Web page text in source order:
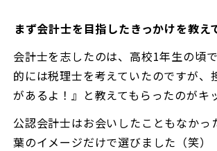
――まず会計士を目指したきっかけを教え
会計士を志したのは、高校1年生の頃
的には税理士を考えていたのですが
があるよ！』と教えてもらったのがキ
公認会計士はお会いしたこともなかっ
葉のイメージだけで選びました（笑）